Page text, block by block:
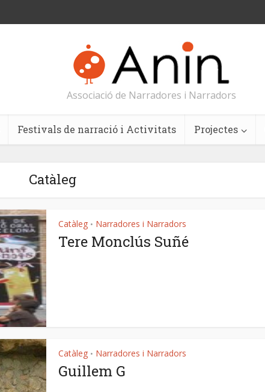
Associació de Narradores i Narradors
Festivals de narració i Activitats Projectes
Catàleg
Catàleg • Narradores i Narradors
Tere Monclús Suñé
Catàleg • Narradores i Narradors
Guillem G